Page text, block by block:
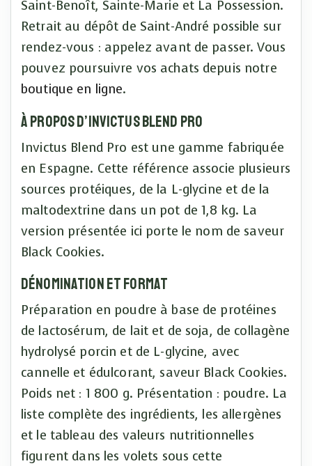
Saint-Benoît, Sainte-Marie et La Possession.
Retrait au dépôt de Saint-André possible sur
rendez-vous : appelez avant de passer. Vous
pouvez poursuivre vos achats depuis notre
boutique en ligne.
À propos d’Invictus Blend Pro
Invictus Blend Pro est une gamme fabriquée
en Espagne. Cette référence associe plusieurs
sources protéiques, de la L-glycine et de la
maltodextrine dans un pot de 1,8 kg. La
version présentée ici porte le nom de saveur
Black Cookies.
Dénomination et format
Préparation en poudre à base de protéines
de lactosérum, de lait et de soja, de collagène
hydrolysé porcin et de L-glycine, avec
cannelle et édulcorant, saveur Black Cookies.
Poids net : 1 800 g. Présentation : poudre. La
liste complète des ingrédients, les allergènes
et le tableau des valeurs nutritionnelles
figurent dans les volets sous cette